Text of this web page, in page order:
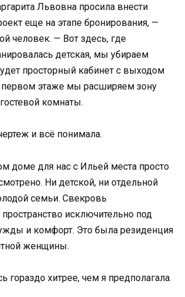
Львовна просила внести
еще на этапе бронирования, —
человек. — Вот здесь, где
детская, мы убираем
просторный кабинет с выходом
первом этаже мы расширяем зону
комнаты.
и всё понимала.
доме для нас с Ильей места просто
Ни детской, ни отдельной
семьи. Свекровь
исключительно под
и комфорт. Это была резиденция
женщины.
гораздо хитрее, чем я предполагала.